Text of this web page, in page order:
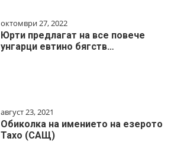
октомври 27, 2022
Юрти предлагат на все повече
унгарци евтино бягств…
август 23, 2021
Обиколка на имението на езерото
Тахо (САЩ)